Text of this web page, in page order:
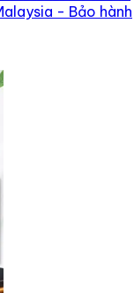
- Bảo hành